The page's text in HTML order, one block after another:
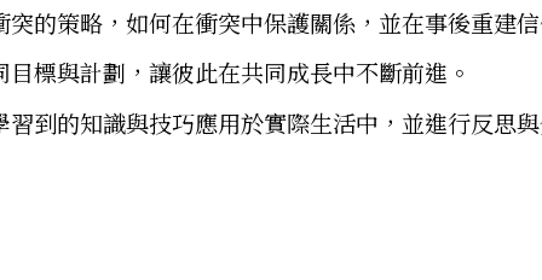
的策略，如何在衝突中保護關係，並在事後重建信
標與計劃，讓彼此在共同成長中不斷前進。
到的知識與技巧應用於實際生活中，並進行反思與